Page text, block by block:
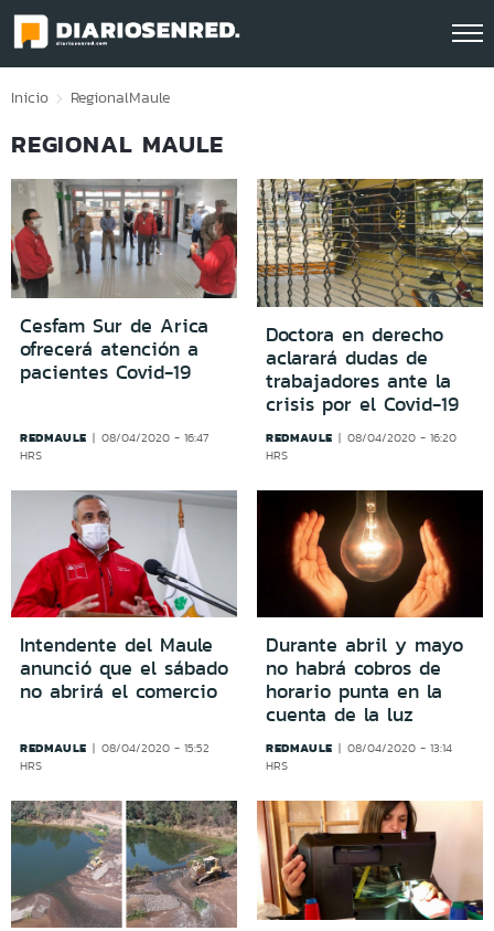
Click acá para ir directamente al contenido
Inicio RegionalMaule
REGIONAL MAULE
Cesfam Sur de Arica
ofrecerá atención a
pacientes Covid-19
REDMAULE
08/04/2020 - 16:47
HRS
Doctora en derecho
aclarará dudas de
trabajadores ante la
crisis por el Covid-19
REDMAULE
08/04/2020 - 16:20
HRS
Intendente del Maule
anunció que el sábado
no abrirá el comercio
REDMAULE
08/04/2020 - 15:52
HRS
Durante abril y mayo
no habrá cobros de
horario punta en la
cuenta de la luz
REDMAULE
08/04/2020 - 13:14
HRS